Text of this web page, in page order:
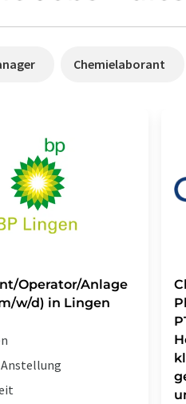
Chemielaborant
Operator/Anlage
w/d) in Lingen